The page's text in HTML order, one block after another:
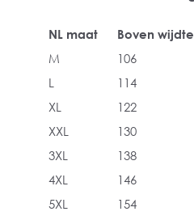
NL maat Boven wijdte
M
106
L
114
XL
122
XXL
130
3XL
138
4XL
146
5XL
154